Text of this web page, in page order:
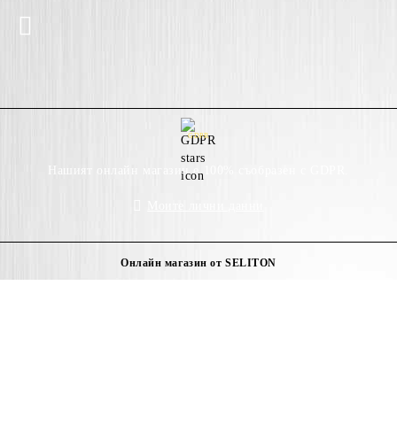
GDPR
Нашият онлайн магазин е 100% съобразен с GDPR.
Онлайн магазин от SELITON